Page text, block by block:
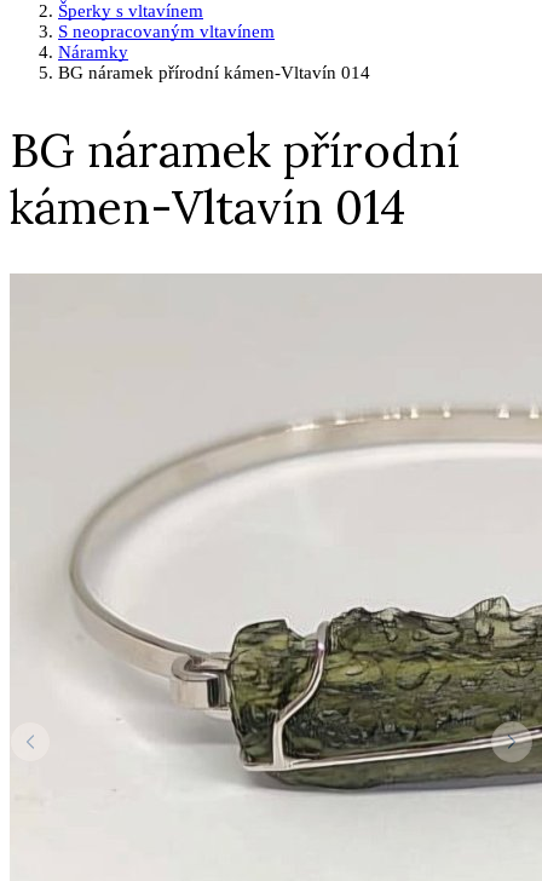
Šperky s vltavínem
S neopracovaným vltavínem
Náramky
BG náramek přírodní kámen-Vltavín 014
BG náramek přírodní
kámen-Vltavín 014